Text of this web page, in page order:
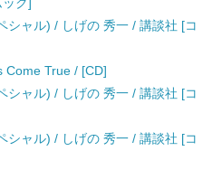
シャル) / しげの 秀一 / 講談社 [コ
Come True / [CD]
シャル) / しげの 秀一 / 講談社 [コ
シャル) / しげの 秀一 / 講談社 [コ